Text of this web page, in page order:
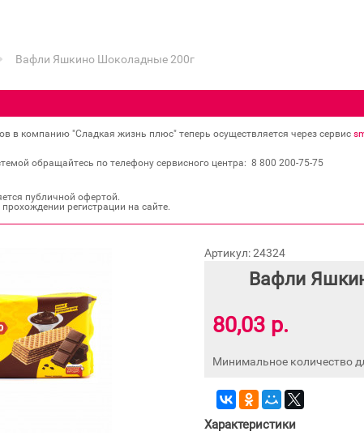
Вафли Яшкино Шоколадные 200г
в компанию "Сладкая жизнь плюс" теперь осуществляется через сервис
обращайтесь по телефону сервисного центра: 8 800 200‐75‐75
публичной офертой.
регистрации на сайте.
Артикул: 24324
Вафли
80,03 р.
Минимальное количество
Характеристики